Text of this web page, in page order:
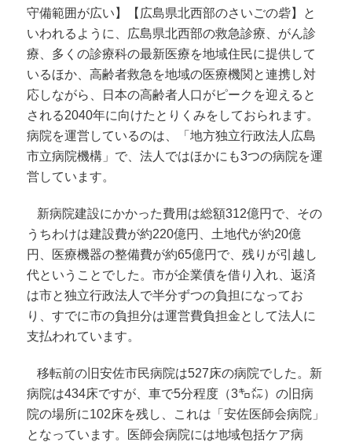
守備範囲が広い】【広島県北西部のさいごの砦】と
いわれるように、広島県北西部の救急診療、がん診
療、多くの診療科の最新医療を地域住民に提供して
いるほか、高齢者救急を地域の医療機関と連携し対
応しながら、日本の高齢者人口がピークを迎えると
される2040年に向けたとりくみをしておられます。
病院を運営しているのは、「地方独立行政法人広島
市立病院機構」で、法人ではほかにも3つの病院を運
営しています。
新病院建設にかかった費用は総額312億円で、その
うちわけは建設費が約220億円、土地代が約20億
円、医療機器の整備費が約65億円で、残りが引越し
代ということでした。市が企業債を借り入れ、返済
は市と独立行政法人で半分ずつの負担になってお
り、すでに市の負担分は運営費負担金として法人に
支払われています。
移転前の旧安佐市民病院は527床の病院でした。新
病院は434床ですが、車で5分程度（3㌔㍍）の旧病
院の場所に102床を残し、これは「安佐医師会病院」
となっています。医師会病院には地域包括ケア病